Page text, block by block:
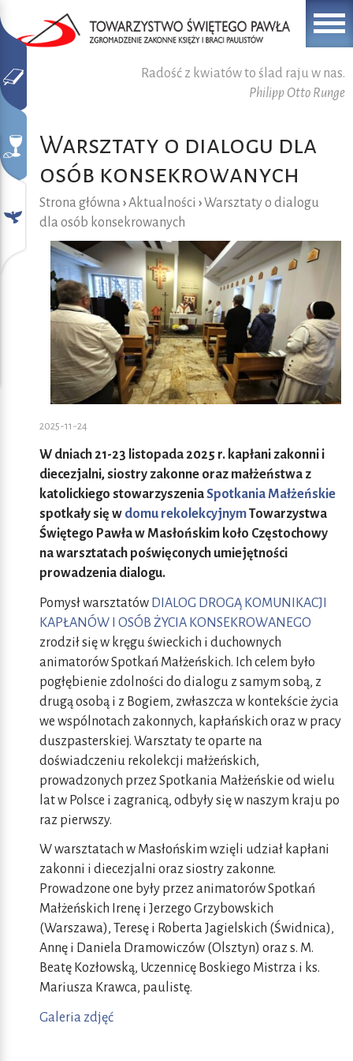
Radość z kwiatów to ślad raju w nas.
Philipp Otto Runge
Warsztaty o dialogu dla
osób konsekrowanych
Strona główna ›Aktualności ›Warsztaty o dialogu
dla osób konsekrowanych
2025-11-24
W dniach 21-23 listopada 2025 r. kapłani zakonni i
diecezjalni, siostry zakonne oraz małżeństwa z
katolickiego stowarzyszeniaSpotkania Małżeńskie
spotkały się w domu rekolekcyjnymTowarzystwa
Świętego Pawła w Masłońskim koło Częstochowy
na warsztatach poświęconych umiejętności
prowadzenia dialogu.
Pomysł warsztatów DIALOG DROGĄ KOMUNIKACJI
KAPŁANÓW I OSÓB ŻYCIA KONSEKROWANEGO
zrodził się w kręgu świeckich i duchownych
animatorów Spotkań Małżeńskich. Ich celem było
pogłębienie zdolności do dialogu z samym sobą, z
drugą osobą i z Bogiem, zwłaszcza w kontekście życia
we wspólnotach zakonnych, kapłańskich oraz w pracy
duszpasterskiej. Warsztaty te oparte na
doświadczeniu rekolekcji małżeńskich,
prowadzonych przez Spotkania Małżeńskie od wielu
lat w Polsce i zagranicą, odbyły się w naszym kraju po
raz pierwszy.
W warsztatach w Masłońskim wzięli udział kapłani
zakonni i diecezjalni oraz siostry zakonne.
Prowadzone one były przez animatorów Spotkań
Małżeńskich Irenę i Jerzego Grzybowskich
(Warszawa), Teresę i Roberta Jagielskich (Świdnica),
Annę i Daniela Dramowiczów (Olsztyn) oraz s. M.
Beatę Kozłowską, Uczennicę Boskiego Mistrza i ks.
Mariusza Krawca, paulistę.
Galeria zdjęć